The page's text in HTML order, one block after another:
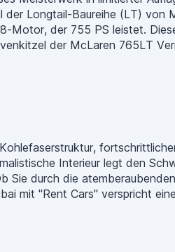
Longtail-Baureihe (LT) von
Motor, der 755 PS leistet.
der McLaren 765LT
Interieur legt den
Sie durch die
mit "Rent Cars" verspricht